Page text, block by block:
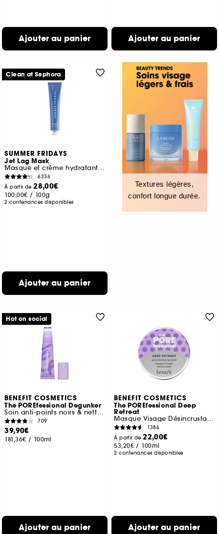
Ajouter au panier Ajouter au panier
SUMMER FRIDAYS
Jet Lag Mask
Masque et crème hydratant visage
6336
À partir de28,00€
100,00€ / 100g
2 contenances disponibles
Ajouter au panier
Clean at Sephora
Textures légères,
confort longue durée.
BENEFIT COSMETICS
The POREfessional Degunker
Soin anti-points noirs & nettoyant des pores
709
39,90€
181,36€ / 100ml
Ajouter au panier
Hot on social
BENEFIT COSMETICS
The POREfessional Deep
Retreat
Masque Visage Désincrustant à l'Argile
1386
À partir de22,00€
53,20€ / 100ml
2 contenances disponibles
Ajouter au panier